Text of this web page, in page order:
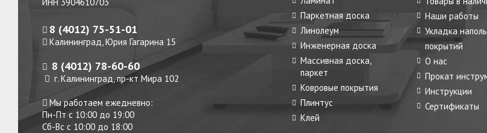
8 (4012) 75-51-01
Калининград, Юрия Гагарина 15
8 (4012) 78-60-60
г. Калининград, пр-кт Мира 102
Мы работаем ежедневно:
Пн-Пт с 10:00 до 19:00
Сб-Вс с 10:00 до 18:00
Паркетная доска
Линолеум
Инженерная доска
Массивная доска,
паркет
Ковровые покрытия
Плинтус
Клей
Наши работы
Укладка
покрытий
О нас
Прокат
Инструкции
Сертификаты